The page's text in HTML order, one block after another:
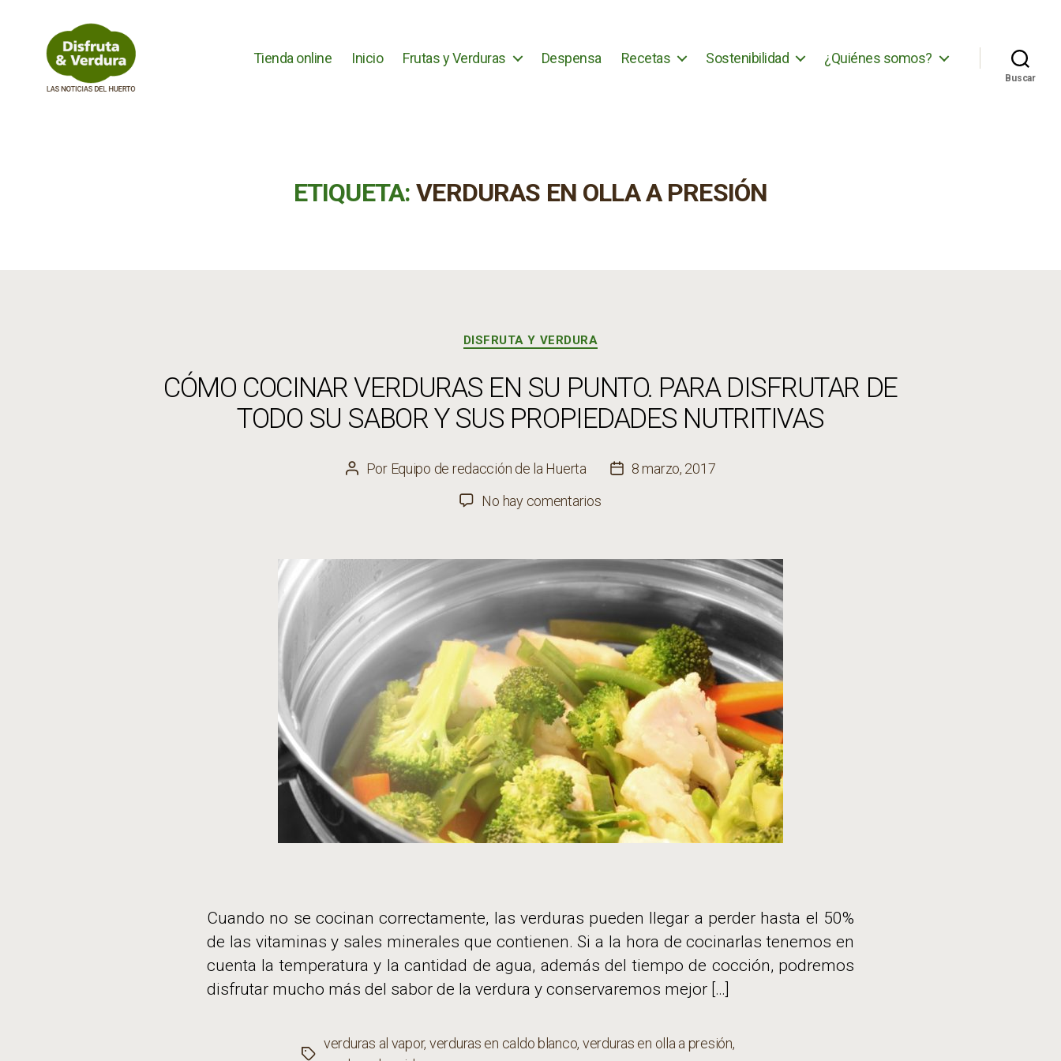
Tienda online Inicio Frutas y Verduras Despensa Recetas Sostenibilidad ¿Quiénes somos?
Buscar
ETIQUETA: VERDURAS EN OLLA A PRESIÓN
Categorías
DISFRUTA Y VERDURA
CÓMO COCINAR VERDURAS EN SU PUNTO. PARA DISFRUTAR DE
TODO SU SABOR Y SUS PROPIEDADES NUTRITIVAS
Autor
Por Equipo de redacción de la Huerta
Fecha
8 marzo, 2017
No hay comentariosen
verduras
en
su
punto.
Para
disfrutar
de
todo
su
sabor
y
sus
propiedades
nutritivas
Cuando no se cocinan correctamente, las verduras pueden llegar a perder hasta el 50%
de las vitaminas y sales minerales que contienen. Si a la hora de cocinarlas tenemos en
cuenta la temperatura y la cantidad de agua, además del tiempo de cocción, podremos
disfrutar mucho más del sabor de la verdura y conservaremos mejor […]
Etiquetas
verduras al vapor, verduras en caldo blanco, verduras en olla a presión,